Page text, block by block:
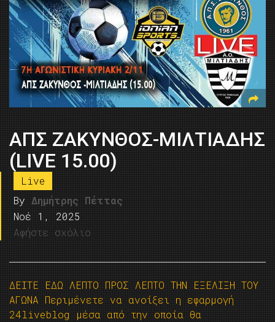
ΑΠΣ ΖΑΚΥΝΘΟΣ-ΜΙΛΤΙΑΔΗΣ
(LIVE 15.00)
Live
By Δημήτρης Πέττας
Νοέ 1, 2025
Αφήστε σχόλιο
ΔΕΙΤΕ ΕΔΩ ΛΕΠΤΟ ΠΡΟΣ ΛΕΠΤΟ ΤΗΝ ΕΞΕΛΙΞΗ ΤΟΥ
ΑΓΩΝΑ Περιμένετε να ανοίξει η εφαρμογή
24liveblog μέσα από την οποία θα